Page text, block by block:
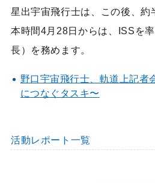
星出宇宙飛行士は、この後、約
本時間4月28日からは、ISSを
長）を務めます。
野口宇宙飛行士、軌道上記者
につなぐタスキ〜
活動レポート一覧